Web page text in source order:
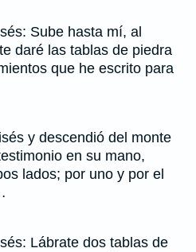
Sube hasta mí, al
daré las tablas de piedra
que he escrito para
y descendió del monte
en su mano,
lados; por uno y por el
Lábrate dos tablas de